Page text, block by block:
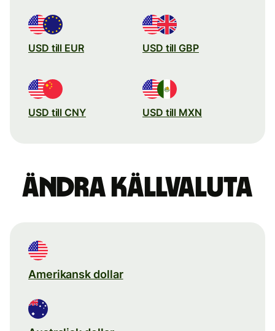
USD till EUR USD till GBP
USD till CNY USD till MXN
Ändra källvaluta
Amerikansk dollar